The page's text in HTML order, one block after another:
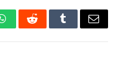
WhatsAppRedditTumblrEmail